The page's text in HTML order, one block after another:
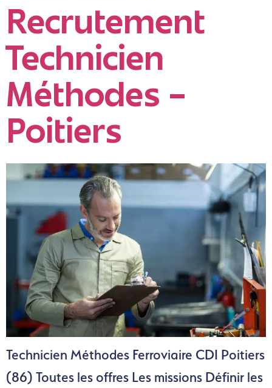
Recrutement
Technicien
Méthodes –
Poitiers
Technicien Méthodes Ferroviaire CDI Poitiers
(86) Toutes les offres Les missions Définir les